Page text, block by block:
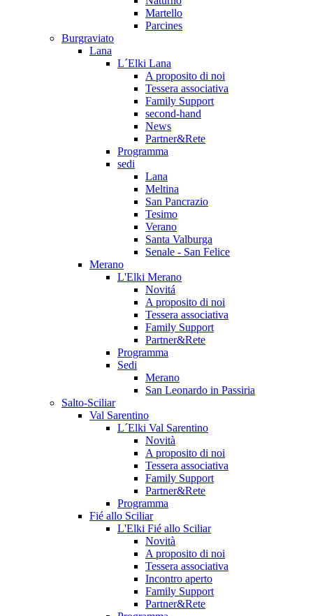
Martello
Parcines
Burgraviato
Lana
L´Elki Lana
A proposito di noi
Tessera associativa
Family Support
second-hand
News
Partner&Rete
Programma
sedi
Lana
Meltina
San Pancrazio
Tesimo
Verano
Santa Valburga
Senale - San Felice
Merano
L'Elki Merano
Novitá
A proposito di noi
Tessera associativa
Family Support
Partner&Rete
Programma
Sedi
Merano
San Leonardo in Passiria
Salto-Sciliar
Val Sarentino
L´Elki Val Sarentino
Novità
A proposito di noi
Tessera associativa
Family Support
Partner&Rete
Programma
Fié allo Sciliar
L'Elki Fié allo Sciliar
Novità
A proposito di noi
Tessera associativa
Incontro aperto
Family Support
Partner&Rete